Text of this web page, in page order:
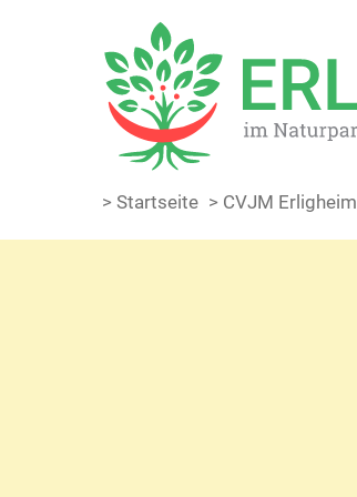
> Startseite > CVJM Erligheim